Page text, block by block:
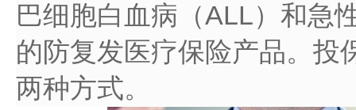
巴细胞白血病（ALL）和急
的防复发医疗保险产品。投
两种方式。